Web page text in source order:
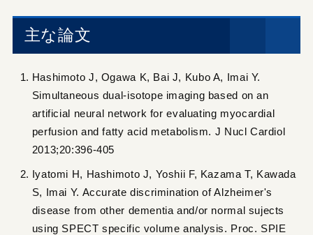
主な論文
Hashimoto J, Ogawa K, Bai J, Kubo A, Imai Y.
Simultaneous dual-isotope imaging based on an
artificial neural network for evaluating myocardial
perfusion and fatty acid metabolism. J Nucl Cardiol
2013;20:396-405
Iyatomi H, Hashimoto J, Yoshii F, Kazama T, Kawada
S, Imai Y. Accurate discrimination of Alzheimer's
disease from other dementia and/or normal sujects
using SPECT specific volume analysis. Proc. SPIE